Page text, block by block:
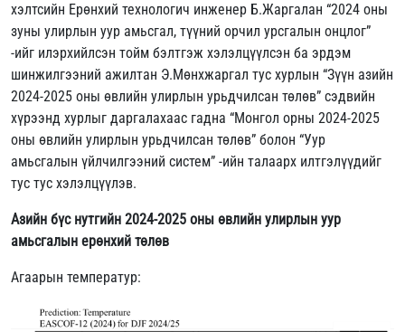
хэлтсийн Ерөнхий технологич инженер Б.Жаргалан “2024 оны
зуны улирлын уур амьсгал, түүний орчил урсгалын онцлог”
-ийг илэрхийлсэн тойм бэлтгэж хэлэлцүүлсэн ба эрдэм
шинжилгээний ажилтан Э.Мөнхжаргал тус хурлын “Зүүн азийн
2024-2025 оны өвлийн улирлын урьдчилсан төлөв” сэдвийн
хүрээнд хурлыг даргалахаас гадна “Монгол орны 2024-2025
оны өвлийн улирлын урьдчилсан төлөв” болон “Уур
амьсгалын үйлчилгээний систем” -ийн талаарх илтгэлүүдийг
тус тус хэлэлцүүлэв.
Азийн бүс нутгийн 2024-2025 оны өвлийн улирлын уур
амьсгалын ерөнхий төлөв
Агаарын температур: